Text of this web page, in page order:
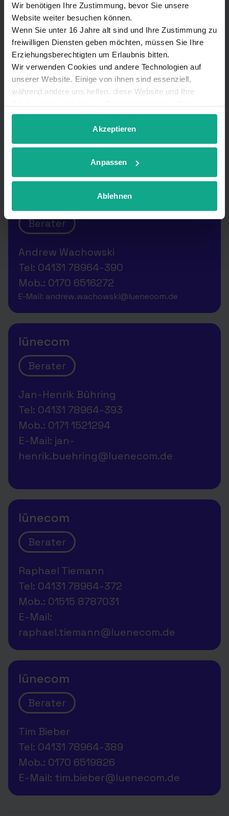
Wir benötigen Ihre Zustimmung, bevor Sie unsere
Website weiter besuchen können.
Wenn Sie unter 16 Jahre alt sind und Ihre Zustimmung zu
freiwilligen Diensten geben möchten, müssen Sie Ihre
Erziehungsberechtigten um Erlaubnis bitten.
Wir verwenden Cookies und andere Technologien auf
unserer Website. Einige von ihnen sind essenziell,
während andere uns helfen, diese Website und Ihre
können verarbeitet werden (z. B. IP-Adressen), z. B. für
personalisierte Anzeigen und Inhalte oder Anzeigen- und
Inhaltsmessung. Weitere Informationen über die
Datenschutzerklärung. Sie können Ihre
Auswahl jederzeit unter Details widerrufen oder
Akzeptieren
Anpassen
Ablehnen
IT-Support & Service
Vertriebs- und Technikpartner
Björn Kohlmeyer
Gartenstraße 2
29646 Bispingen
info@bk-it-support.de
Berater
Andrew Wachowski
Tel: 04131 78964-390
Mob.: 0170 6516272
E-Mail: andrew.wachowski@luenecom.de
lünecom
Berater
Jan-Henrik Bühring
Tel: 04131 78964-393
Mob.: 0171 1521294‬
E-Mail: jan-
henrik.buehring@luenecom.de
lünecom
Berater
Raphael Tiemann
Tel: 04131 78964-372
Mob.: 01515 8787031
E-Mail:
raphael.tiemann@luenecom.de
lünecom
Berater
Tim Bieber
Tel: 04131 78964-389
Mob.: 0170 6519826
E-Mail: tim.bieber@luenecom.de